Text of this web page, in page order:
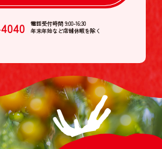
電話受付時間 9:00-16:30
年末年始など店舗休暇を除く